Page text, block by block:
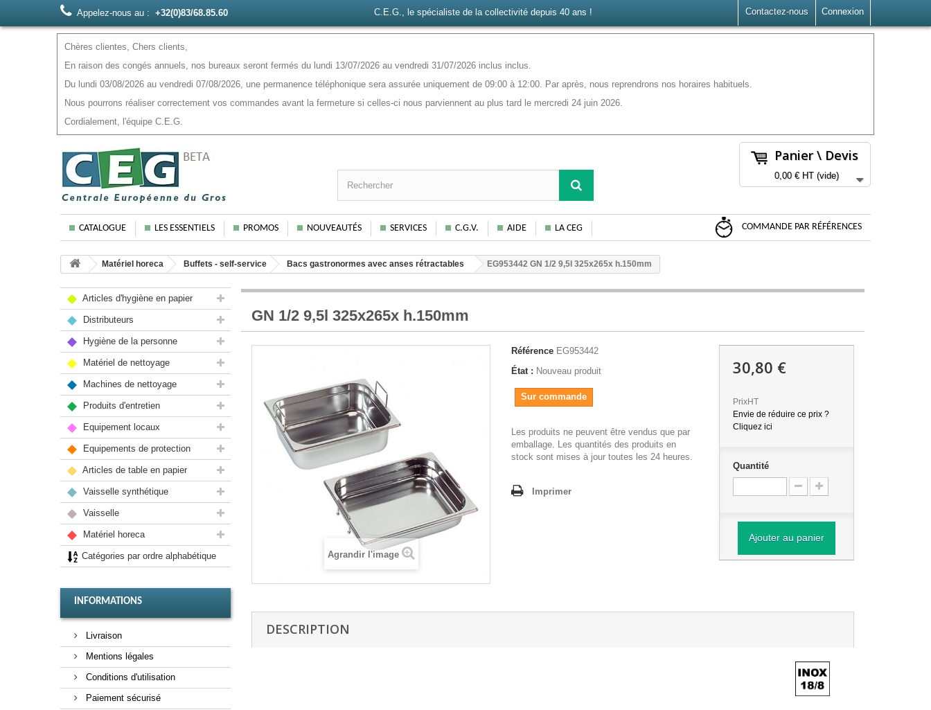
Connexion
Contactez-nous
Appelez-nous au : +32(0)83/68.85.60 C.E.G., le spécialiste de la collectivité depuis 40 ans !
Chères clientes, Chers clients,
En raison des congés annuels, nos bureaux seront fermés du lundi 13/07/2026 au vendredi 31/07/2026 inclus inclus.
Du lundi 03/08/2026 au vendredi 07/08/2026, une permanence téléphonique sera assurée uniquement de 09:00 à 12:00. Par après, nous reprendrons nos horaires habituels.
Nous pourrons réaliser correctement vos commandes avant la fermeture si celles-ci nous parviennent au plus tard le mercredi 24 juin 2026.
Cordialement, l'équipe C.E.G.
Panier \ Devis
0,00 €HT (vide)
CATALOGUE LES ESSENTIELS PROMOS NOUVEAUTÉS SERVICES C.G.V. AIDE LA CEG COMMANDE PAR RÉFÉRENCES
Matériel horeca Buffets - self-service Bacs gastronormes avec anses rétractables EG953442 GN 1/2 9,5l 325x265x h.150mm
Articles d'hygiène en papier
Distributeurs
Hygiène de la personne
Matériel de nettoyage
Machines de nettoyage
Produits d'entretien
Equipement locaux
Equipements de protection
Articles de table en papier
Vaisselle synthétique
Vaisselle
Matériel horeca
Catégories par ordre alphabétique
INFORMATIONS
Livraison
Mentions légales
Conditions d'utilisation
Paiement sécurisé
GN 1/2 9,5l 325x265x h.150mm
Agrandir l'image
Référence EG953442
État : Nouveau produit
Sur commande
Les produits ne peuvent être vendus que par
emballage. Les quantités des produits en
stock sont mises à jour toutes les 24 heures.
Imprimer
30,80 €
PrixHT
Envie de réduire ce prix ?
Cliquez ici
Quantité
Ajouter au panier
DESCRIPTION